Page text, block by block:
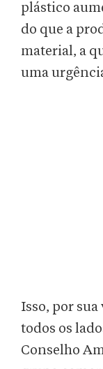
plástico
do que a
material, a
uma
Isso, por
todos os
Conselho